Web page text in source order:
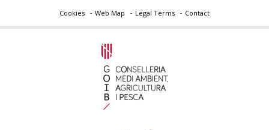
Cookies Web Map Legal Terms Contact